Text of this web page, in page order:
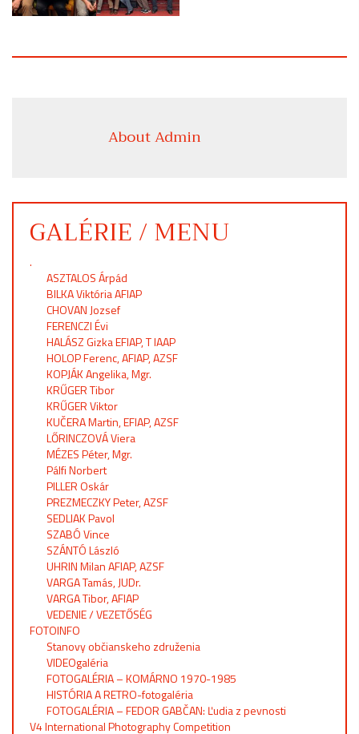
About Admin
GALÉRIE / MENU
.
ASZTALOS Árpád
BILKA Viktória AFIAP
CHOVAN Jozsef
FERENCZI Évi
HALÁSZ Gizka EFIAP, T IAAP
HOLOP Ferenc, AFIAP, AZSF
KOPJÁK Angelika, Mgr.
KRŰGER Tibor
KRŰGER Viktor
KUČERA Martin, EFIAP, AZSF
LŐRINCZOVÁ Viera
MÉZES Péter, Mgr.
Pálfi Norbert
PILLER Oskár
PREZMECZKY Peter, AZSF
SEDLIAK Pavol
SZABÓ Vince
SZÁNTÓ László
UHRIN Milan AFIAP, AZSF
VARGA Tamás, JUDr.
VARGA Tibor, AFIAP
VEDENIE / VEZETŐSÉG
FOTOINFO
Stanovy občianskeho združenia
VIDEOgaléria
FOTOGALÉRIA – KOMÁRNO 1970-1985
HISTÓRIA A RETRO-fotogaléria
FOTOGALÉRIA – FEDOR GABČAN: Ľudia z pevnosti
V4 International Photography Competition